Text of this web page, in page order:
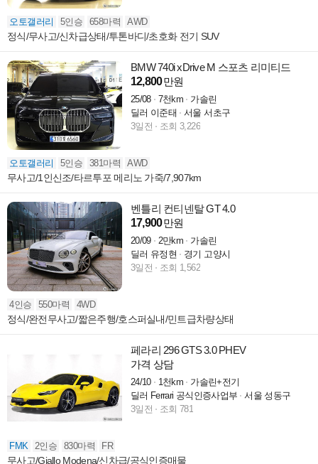
오토갤러리 5인승 658마력 AWD
정식/무사고/신차급상태/투톤바디/초호화 전기 SUV
BMW 740i xDrive M 스포츠 리미티드
12,800만원
25/08 7천km
가솔린
딜러 이준태
서울 서초구
3일전
조회 3,226
오토갤러리 5인승 381마력 AWD
무사고/1인신조/타르투포 메리노 가죽/7,907km
벤틀리 컨티넨탈 GT 4.0
17,900만원
20/09 2만km
가솔린
딜러 유정현
경기 고양시
3일전
조회 1,562
4인승 550마력 4WD
정식/완전무사고/짧은주행/호스퍼실내/민트급차량상태
페라리 296 GTS 3.0 PHEV
가격 상담
24/10 1천km
가솔린+전기
딜러 Ferrari 공식인증사업부
서울 성동구
3일전
조회 781
FMK 2인승 830마력 FR
무사고/Giallo Modena/신차급/공식인증매물